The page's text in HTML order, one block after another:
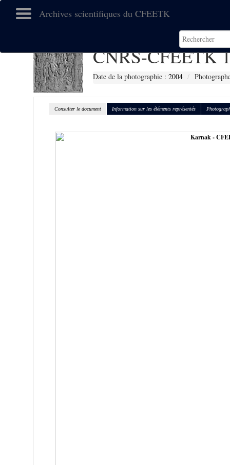
Archives scientifiques du CFEETK
CNRS-CFEETK
Date de la photographie : 2004
Consulter le document Information sur les éléments représentés